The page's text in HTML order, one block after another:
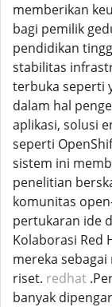
memberikan
bagi pemilik
pendidikan
stabilitas
terbuka seperti
dalam hal
aplikasi, solusi
seperti
sistem ini
penelitian
komunitas
pertukaran ide
Kolaborasi Red
mereka
riset. redhat
banyak